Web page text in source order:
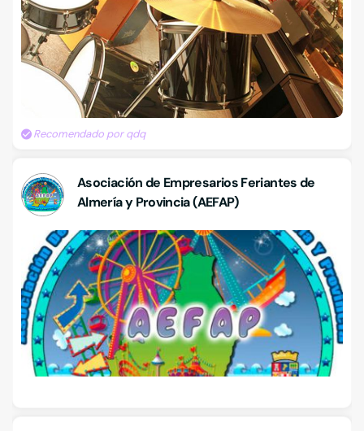
Recomendado por qdq
Asociación de Empresarios Feriantes de
Almería y Provincia (AEFAP)